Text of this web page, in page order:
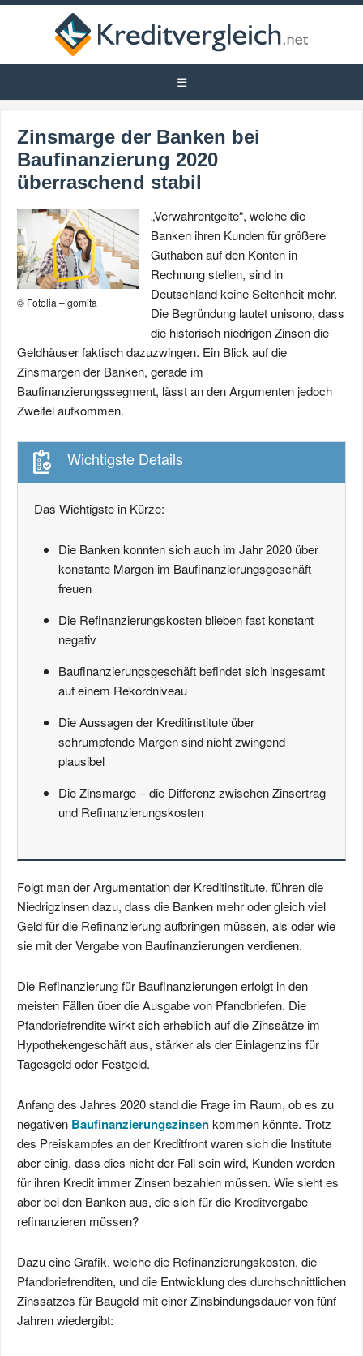
Zinsmarge der Banken bei
Baufinanzierung 2020
überraschend stabil
© Fotolia – gomita
„Verwahrentgelte“, welche die
Banken ihren Kunden für größere
Guthaben auf den Konten in
Rechnung stellen, sind in
Deutschland keine Seltenheit mehr.
Die Begründung lautet unisono, dass
die historisch niedrigen Zinsen die
Geldhäuser faktisch dazuzwingen. Ein Blick auf die
Zinsmargen der Banken, gerade im
Baufinanzierungssegment, lässt an den Argumenten jedoch
Zweifel aufkommen.
Wichtigste Details
Das Wichtigste in Kürze:
Die Banken konnten sich auch im Jahr 2020 über
konstante Margen im Baufinanzierungsgeschäft
freuen
Die Refinanzierungskosten blieben fast konstant
negativ
Baufinanzierungsgeschäft befindet sich insgesamt
auf einem Rekordniveau
Die Aussagen der Kreditinstitute über
schrumpfende Margen sind nicht zwingend
plausibel
Die Zinsmarge – die Differenz zwischen Zinsertrag
und Refinanzierungskosten
Folgt man der Argumentation der Kreditinstitute, führen die
Niedrigzinsen dazu, dass die Banken mehr oder gleich viel
Geld für die Refinanzierung aufbringen müssen, als oder wie
sie mit der Vergabe von Baufinanzierungen verdienen.
Die Refinanzierung für Baufinanzierungen erfolgt in den
meisten Fällen über die Ausgabe von Pfandbriefen. Die
Pfandbriefrendite wirkt sich erheblich auf die Zinssätze im
Hypothekengeschäft aus, stärker als der Einlagenzins für
Tagesgeld oder Festgeld.
Anfang des Jahres 2020 stand die Frage im Raum, ob es zu
negativen Baufinanzierungszinsenkommen könnte. Trotz
des Preiskampfes an der Kreditfront waren sich die Institute
aber einig, dass dies nicht der Fall sein wird, Kunden werden
für ihren Kredit immer Zinsen bezahlen müssen. Wie sieht es
aber bei den Banken aus, die sich für die Kreditvergabe
refinanzieren müssen?
Dazu eine Grafik, welche die Refinanzierungskosten, die
Pfandbriefrenditen, und die Entwicklung des durchschnittlichen
Zinssatzes für Baugeld mit einer Zinsbindungsdauer von fünf
Jahren wiedergibt: